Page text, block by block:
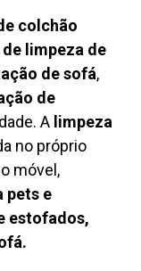
colchão
limpeza de
de sofá,
de
A limpeza
no próprio
móvel,
pets e
estofados,